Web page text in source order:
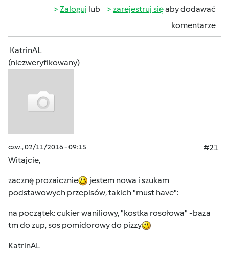
Zaloguj lub zarejestruj sięaby dodawać
komentarze
KatrinAL
(niezweryfikowany)
czw., 02/11/2016 - 09:15
#21
Witajcie,
zacznę prozaicznie
jestem nowa i szukam
podstawowych przepisów, takich "must have":
na początek: cukier waniliowy, "kostka rosołowa" -baza
tm do zup, sos pomidorowy do pizzy
KatrinAL